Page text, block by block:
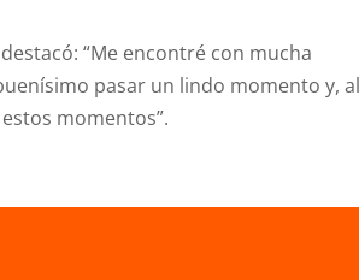
“Me encontré con mucha
pasar un lindo momento y, al
momentos”.